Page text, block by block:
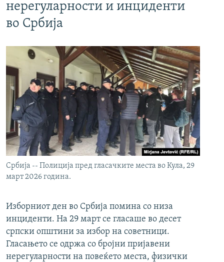
нерегуларности и инциденти
во Србија
Србија -- Полиција пред гласачките места во Кула, 29
март 2026 година.
Изборниот ден во Србија помина со низа
инциденти. На 29 март се гласаше во десет
српски општини за избор на советници.
Гласањето се одржа со бројни пријавени
нерегуларности на повеќето места, физички